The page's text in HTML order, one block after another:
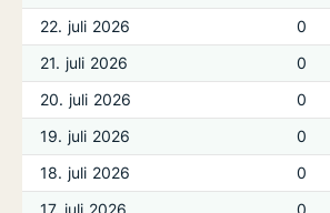
22. juli 2026
0
21. juli 2026
0
20. juli 2026
0
19. juli 2026
0
18. juli 2026
0
17. juli 2026
0